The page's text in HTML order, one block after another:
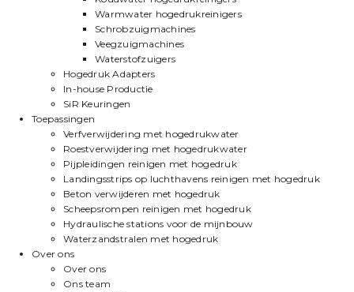
Warmwater hogedrukreinigers
Schrobzuigmachines
Veegzuigmachines
Waterstofzuigers
Hogedruk Adapters
In-house Productie
SiR Keuringen
Toepassingen
Verfverwijdering met hogedrukwater
Roestverwijdering met hogedrukwater
Pijpleidingen reinigen met hogedruk
Landingsstrips op luchthavens reinigen met hogedruk
Beton verwijderen met hogedruk
Scheepsrompen reinigen met hogedruk
Hydraulische stations voor de mijnbouw
Waterzandstralen met hogedruk
Over ons
Over ons
Ons team